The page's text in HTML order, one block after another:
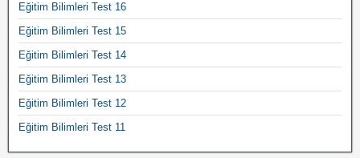
Eğitim Bilimleri Test 16
Eğitim Bilimleri Test 15
Eğitim Bilimleri Test 14
Eğitim Bilimleri Test 13
Eğitim Bilimleri Test 12
Eğitim Bilimleri Test 11